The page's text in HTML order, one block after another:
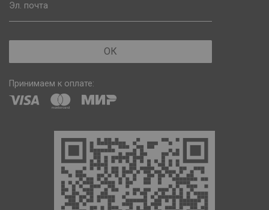
Эл. почта
ОК
Принимаем к оплате: